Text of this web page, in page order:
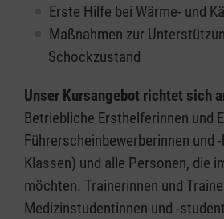
Erste Hilfe bei Wärme- und
Maßnahmen zur
Schockzustand
Unser Kursangebot richtet sich
Betriebliche Ersthelferinnen und
Führerscheinbewerberinnen und
Klassen) und alle Personen, die
möchten. Trainerinnen und
Medizinstudentinnen und -